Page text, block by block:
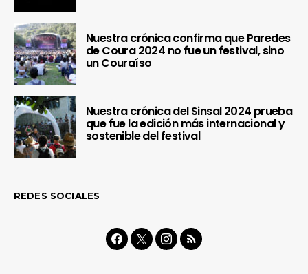
Nuestra crónica confirma que Paredes
de Coura 2024 no fue un festival, sino
un Couraíso
Nuestra crónica del Sinsal 2024 prueba
que fue la edición más internacional y
sostenible del festival
REDES SOCIALES